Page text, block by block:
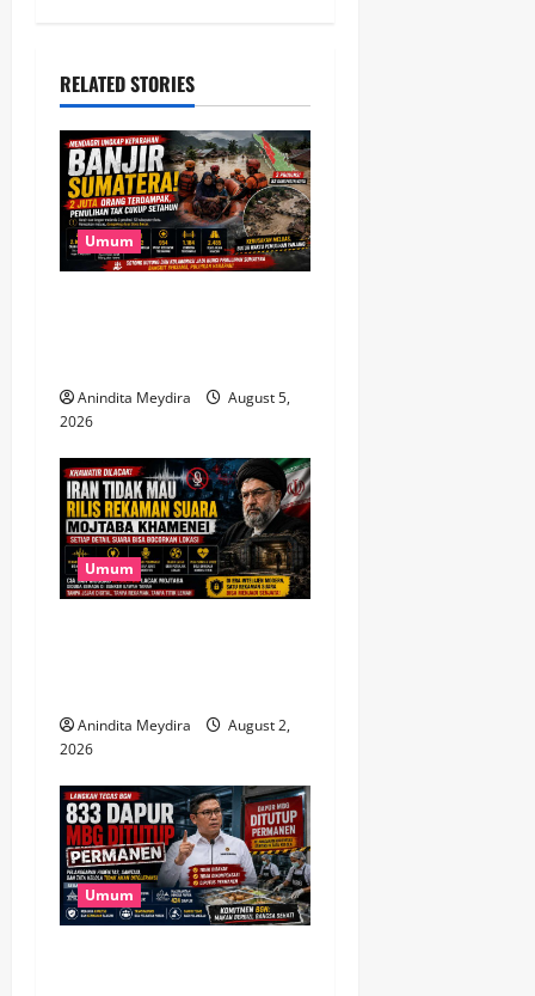
v
i
g
a
t
n
RELATED STORIES
Umum
Anindita Meydira
August 5,
2026
Umum
Anindita Meydira
August 2,
2026
Umum